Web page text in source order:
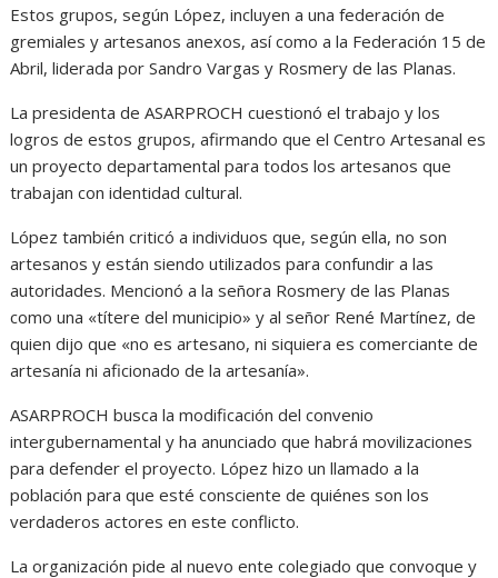
Estos grupos, según López, incluyen a una federación de
gremiales y artesanos anexos, así como a la Federación 15 de
Abril, liderada por Sandro Vargas y Rosmery de las Planas.
La presidenta de ASARPROCH cuestionó el trabajo y los
logros de estos grupos, afirmando que el Centro Artesanal es
un proyecto departamental para todos los artesanos que
trabajan con identidad cultural.
López también criticó a individuos que, según ella, no son
artesanos y están siendo utilizados para confundir a las
autoridades. Mencionó a la señora Rosmery de las Planas
como una «títere del municipio» y al señor René Martínez, de
quien dijo que «no es artesano, ni siquiera es comerciante de
artesanía ni aficionado de la artesanía».
ASARPROCH busca la modificación del convenio
intergubernamental y ha anunciado que habrá movilizaciones
para defender el proyecto. López hizo un llamado a la
población para que esté consciente de quiénes son los
verdaderos actores en este conflicto.
La organización pide al nuevo ente colegiado que convoque y